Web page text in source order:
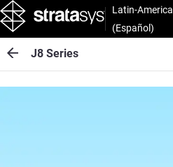
Latin-America
(Español)
J8 Series